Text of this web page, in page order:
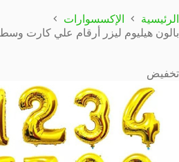
الرئيسية
الإكسسوارات
بالون هيليوم ليزر أرقام علي كارت وسط
تخفيض